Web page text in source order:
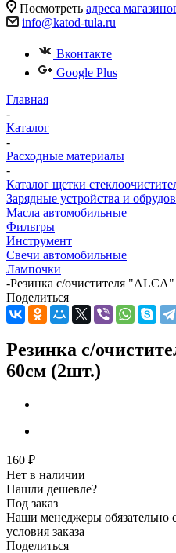
Посмотреть адреса
info@katod-tula.ru
Вконтакте
Google Plus
Главная
-
Каталог
-
Расходные материалы
-
Каталог щетки
Зарядные устройства и
Масла автомобильные
Фильтры
Инструмент
Свечи автомобильные
Лампочки
-Резинка с/очистителя
Поделиться
Резинка с/
60см (2шт.)
160 ₽
Нет в наличии
Нашли дешевле?
Под заказ
Наши менеджеры обязательно
условия заказа
Поделиться